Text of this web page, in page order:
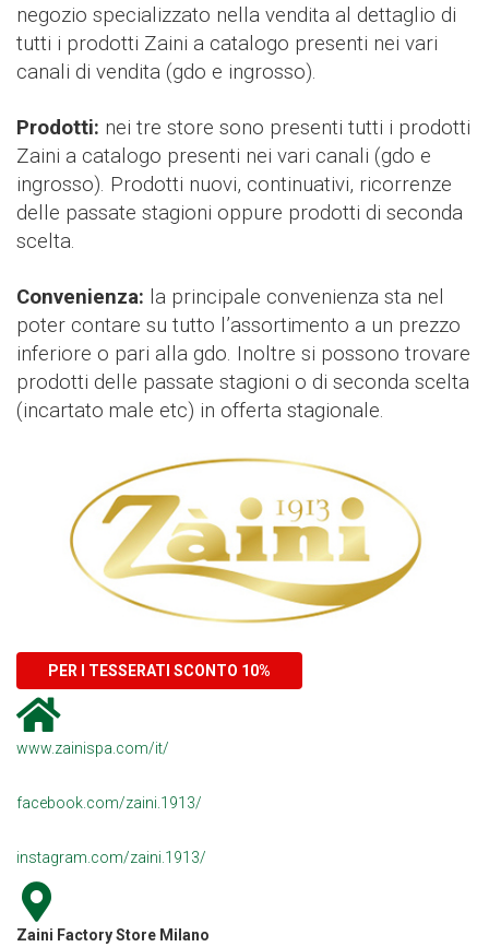
negozio specializzato nella vendita al dettaglio di
tutti i prodotti Zaini a catalogo presenti nei vari
canali di vendita (gdo e ingrosso).
Prodotti: nei tre store sono presenti tutti i prodotti
Zaini a catalogo presenti nei vari canali (gdo e
ingrosso). Prodotti nuovi, continuativi, ricorrenze
delle passate stagioni oppure prodotti di seconda
scelta.
Convenienza: la principale convenienza sta nel
poter contare su tutto l’assortimento a un prezzo
inferiore o pari alla gdo. Inoltre si possono trovare
prodotti delle passate stagioni o di seconda scelta
(incartato male etc) in offerta stagionale.
PER I TESSERATI SCONTO 10%
www.zainispa.com/it/
facebook.com/zaini.1913/
instagram.com/zaini.1913/
Zaini Factory Store Milano